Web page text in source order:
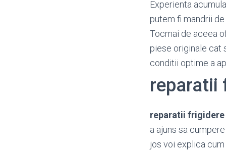
Experienta
putem fi mandrii
Tocmai de aceea
piese originale cat
conditii optime a
reparatii
reparatii frigidere
a ajuns sa
jos voi explica